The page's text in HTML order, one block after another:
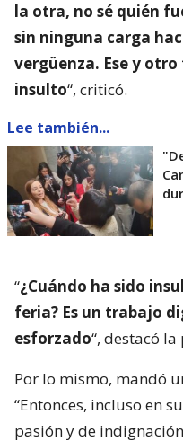
la otra, no sé quién
sin ninguna carga
vergüenza. Ese y
insulto“, criticó.
Lee también...
“¿Cuándo ha sido
feria? Es un trabajo
esforzado“, destacó
Por lo mismo, mandó
“Entonces, incluso en
pasión y de